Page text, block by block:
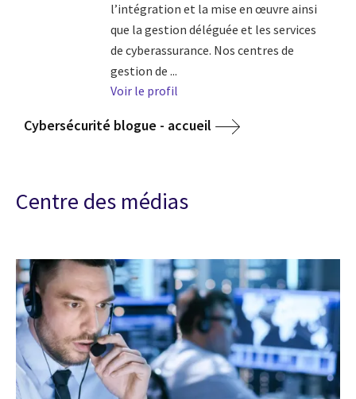
l’intégration et la mise en œuvre ainsi
que la gestion déléguée et les services
de cyberassurance. Nos centres de
gestion de ...
Voir le profil
Cybersécurité blogue - accueil
Centre des médias